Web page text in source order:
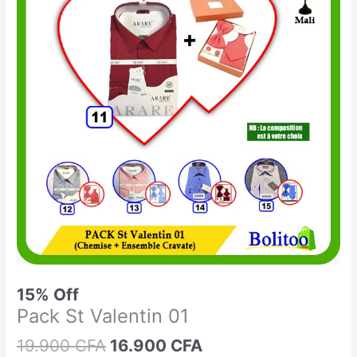
15% Off
Pack St Valentin 01
19.900CFA
19.900 CFA.
16.900 CFA
16.900 CFA.
Valentin